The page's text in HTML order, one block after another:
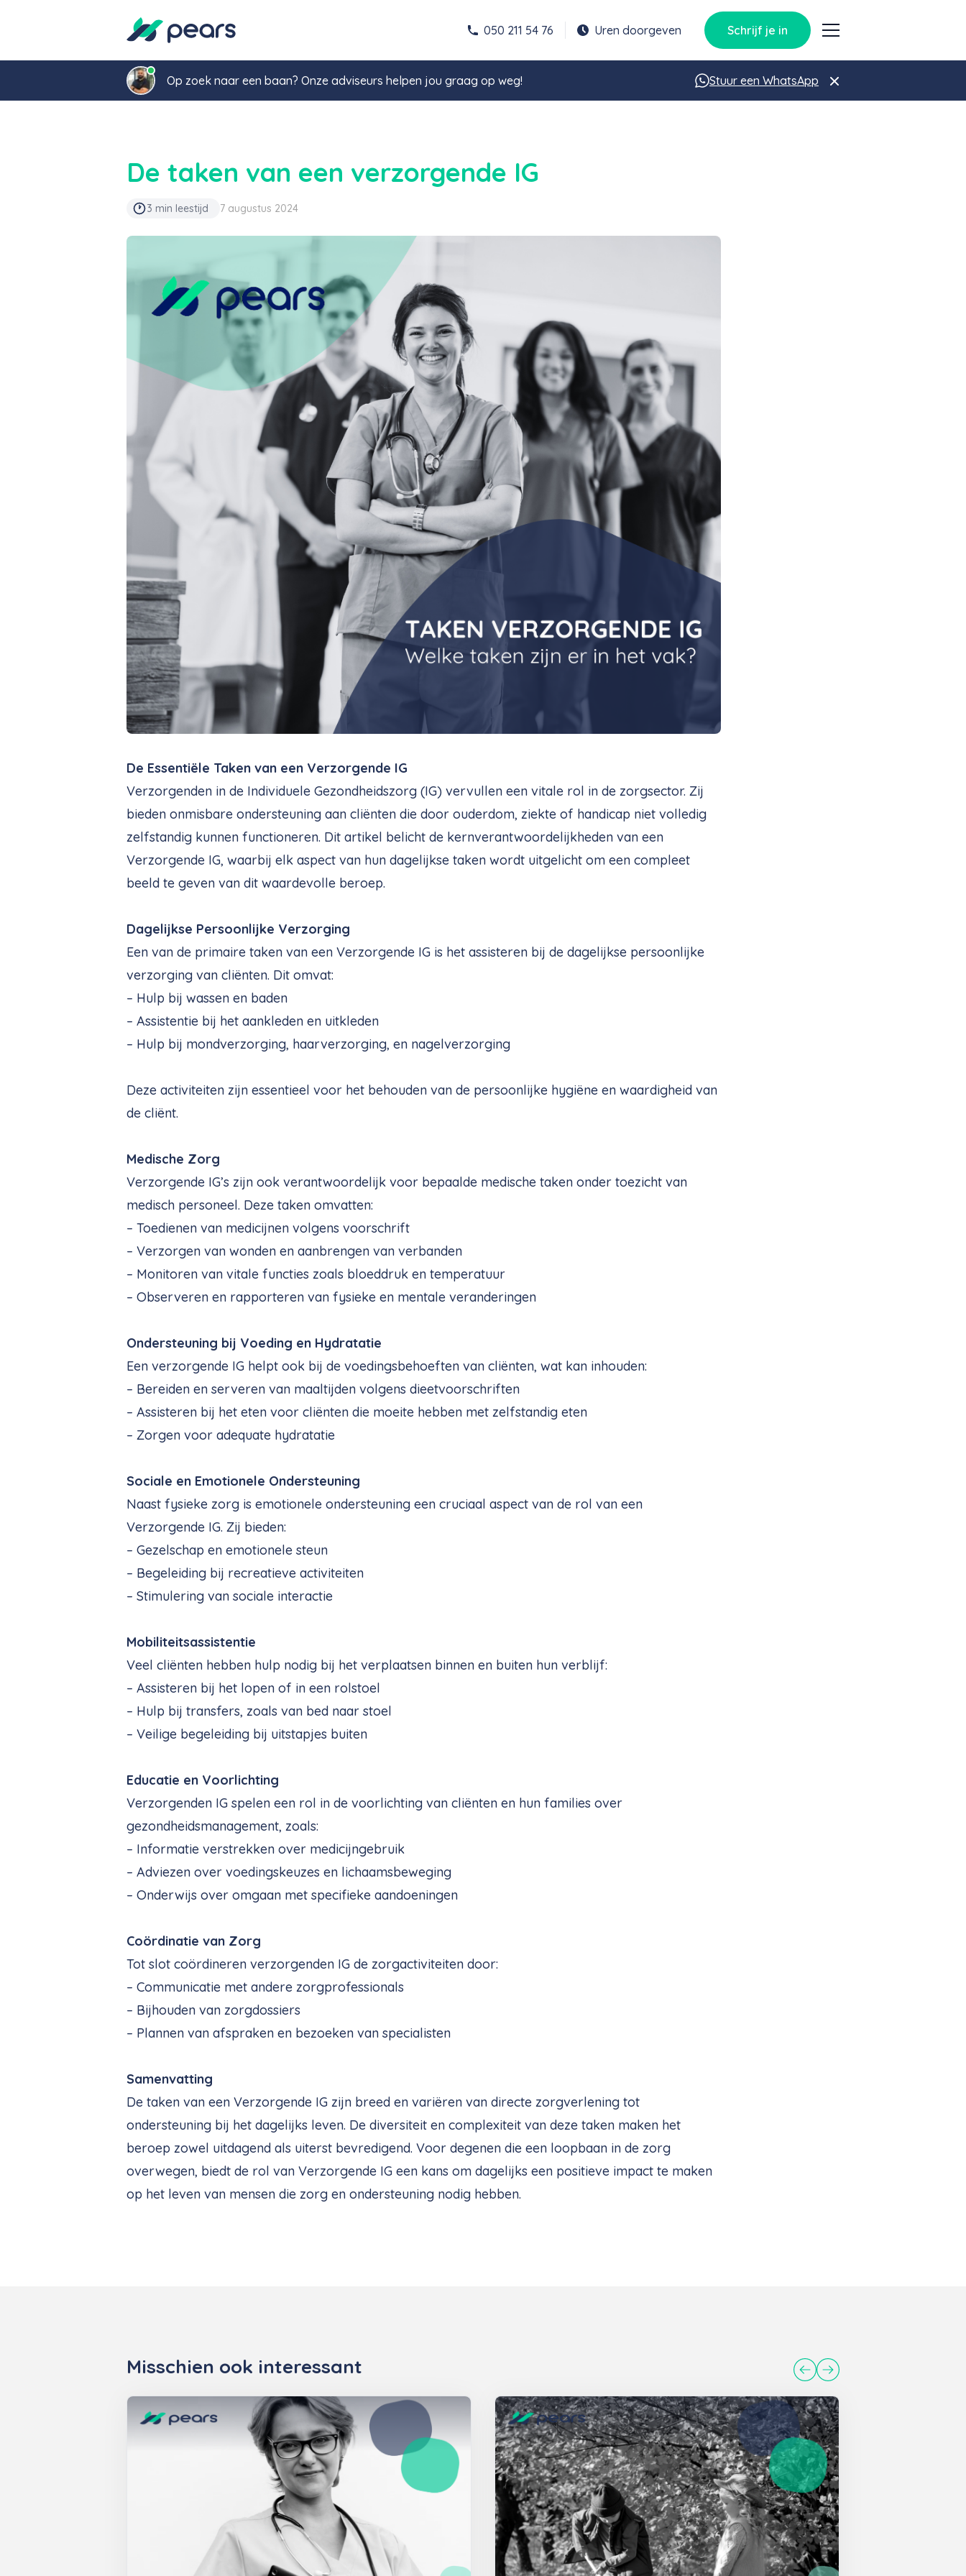
050 211 54 76 Uren doorgeven Schrijf je in
Op zoek naar een baan? Onze adviseurs helpen jou graag op weg! Stuur een WhatsApp
De taken van een verzorgende IG
3 min leestijd 7 augustus 2024
De Essentiële Taken van een Verzorgende IG
Verzorgenden in de Individuele Gezondheidszorg (IG) vervullen een vitale rol in de zorgsector. Zij
bieden onmisbare ondersteuning aan cliënten die door ouderdom, ziekte of handicap niet volledig
zelfstandig kunnen functioneren. Dit artikel belicht de kernverantwoordelijkheden van een
Verzorgende IG, waarbij elk aspect van hun dagelijkse taken wordt uitgelicht om een compleet
beeld te geven van dit waardevolle beroep.
Dagelijkse Persoonlijke Verzorging
Een van de primaire taken van een Verzorgende IG is het assisteren bij de dagelijkse persoonlijke
verzorging van cliënten. Dit omvat:
– Hulp bij wassen en baden
– Assistentie bij het aankleden en uitkleden
– Hulp bij mondverzorging, haarverzorging, en nagelverzorging
Deze activiteiten zijn essentieel voor het behouden van de persoonlijke hygiëne en waardigheid van
de cliënt.
Medische Zorg
Verzorgende IG’s zijn ook verantwoordelijk voor bepaalde medische taken onder toezicht van
medisch personeel. Deze taken omvatten:
– Toedienen van medicijnen volgens voorschrift
– Verzorgen van wonden en aanbrengen van verbanden
– Monitoren van vitale functies zoals bloeddruk en temperatuur
– Observeren en rapporteren van fysieke en mentale veranderingen
Ondersteuning bij Voeding en Hydratatie
Een verzorgende IG helpt ook bij de voedingsbehoeften van cliënten, wat kan inhouden:
– Bereiden en serveren van maaltijden volgens dieetvoorschriften
– Assisteren bij het eten voor cliënten die moeite hebben met zelfstandig eten
– Zorgen voor adequate hydratatie
Sociale en Emotionele Ondersteuning
Naast fysieke zorg is emotionele ondersteuning een cruciaal aspect van de rol van een
Verzorgende IG. Zij bieden:
– Gezelschap en emotionele steun
– Begeleiding bij recreatieve activiteiten
– Stimulering van sociale interactie
Mobiliteitsassistentie
Veel cliënten hebben hulp nodig bij het verplaatsen binnen en buiten hun verblijf:
– Assisteren bij het lopen of in een rolstoel
– Hulp bij transfers, zoals van bed naar stoel
– Veilige begeleiding bij uitstapjes buiten
Educatie en Voorlichting
Verzorgenden IG spelen een rol in de voorlichting van cliënten en hun families over
gezondheidsmanagement, zoals:
– Informatie verstrekken over medicijngebruik
– Adviezen over voedingskeuzes en lichaamsbeweging
– Onderwijs over omgaan met specifieke aandoeningen
Coördinatie van Zorg
Tot slot coördineren verzorgenden IG de zorgactiviteiten door:
– Communicatie met andere zorgprofessionals
– Bijhouden van zorgdossiers
– Plannen van afspraken en bezoeken van specialisten
Samenvatting
De taken van een Verzorgende IG zijn breed en variëren van directe zorgverlening tot
ondersteuning bij het dagelijks leven. De diversiteit en complexiteit van deze taken maken het
beroep zowel uitdagend als uiterst bevredigend. Voor degenen die een loopbaan in de zorg
overwegen, biedt de rol van Verzorgende IG een kans om dagelijks een positieve impact te maken
op het leven van mensen die zorg en ondersteuning nodig hebben.
Misschien ook interessant